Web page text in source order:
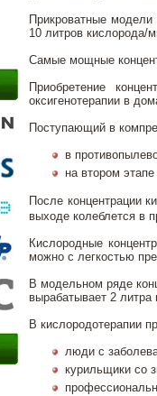
Прикроватные модели
10 литров кислорода/
Самые мощные
Приобретение
оксигенотерапии в
Поступающий в
в
на втором
После концентрации
выходе колеблется в
Кислородные
можно с легкостью
В модельном ряде
вырабатывает 2 литра
В кислородотерапии
люди с
курильщики со